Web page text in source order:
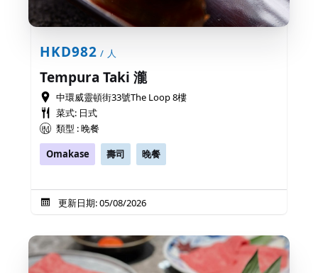
HKD982 / 人
Tempura Taki 瀧
中環威靈頓街33號The Loop 8樓
菜式: 日式
類型 : 晚餐
Omakase
壽司 晚餐
更新日期: 05/08/2026